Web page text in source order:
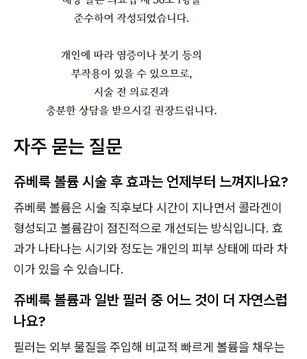
자주 묻는 질문
쥬베룩 볼륨 시술 후 효과는 언제부터 느껴지나요?
쥬베룩 볼륨은 시술 직후보다 시간이 지나면서 콜라겐이
형성되고 볼륨감이 점진적으로 개선되는 방식입니다. 효
과가 나타나는 시기와 정도는 개인의 피부 상태에 따라 차
이가 있을 수 있습니다.
쥬베룩 볼륨과 일반 필러 중 어느 것이 더 자연스럽
나요?
필러는 외부 물질을 주입해 비교적 빠르게 볼륨을 채우는